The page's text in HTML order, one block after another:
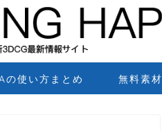
の使い方まとめ 無料素材